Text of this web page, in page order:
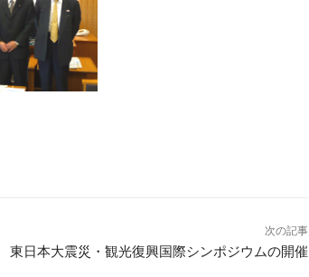
次の記事
東日本大震災・観光復興国際シンポジウムの開催